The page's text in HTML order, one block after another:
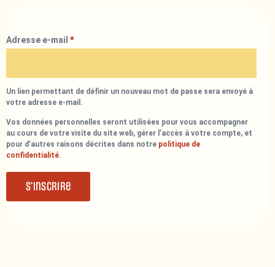
Adresse e-mail *
Un lien permettant de définir un nouveau mot de passe sera envoyé à
votre adresse e-mail.
Vos données personnelles seront utilisées pour vous accompagner
au cours de votre visite du site web, gérer l’accès à votre compte, et
pour d’autres raisons décrites dans notre politique de
confidentialité.
S’inscrire